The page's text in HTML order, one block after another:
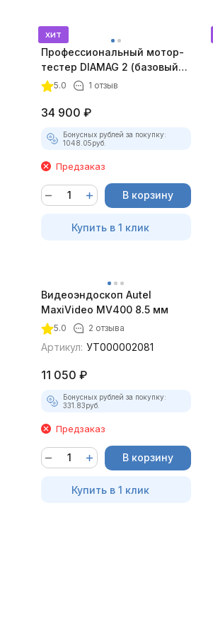
хит
Профессиональный мотор-
тестер DIAMAG 2 (базовый
комплект)
5.0 1 отзыв
34 900 ₽
Бонусных рублей за покупку:
1048.05руб.
Предзаказ
В корзину
Купить в 1 клик
Видеоэндоскоп Autel
MaxiVideo MV400 8.5 мм
5.0 2 отзыва
Артикул: УТ000002081
11 050 ₽
Бонусных рублей за покупку:
331.83руб.
Предзаказ
В корзину
Купить в 1 клик